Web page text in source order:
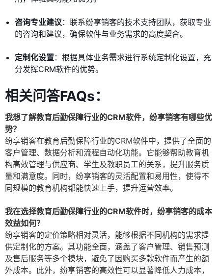
咨询专业建议：联系纷享销客的技术支持团队，获取专业
的咨询和建议，确保软件与业务需求的高度契合。
定制化设置：根据具体业务需求进行系统定制化设置，充
分发挥CRM软件的优势。
相关问答FAQs：
我想了解教育后勤保障行业的CRM软件，纷享销客有哪些优
势？
纷享销客在教育后勤保障行业的CRM软件中，提供了全面的
客户管理、数据分析和流程自动化功能。它能够帮助教育机
构高效管理与供应商、学生及教职员工的关系，提升服务质
量和满意度。同时，纷享销客的灵活配置和易用性，使得不
同规模的教育机构都能快速上手，提升运营效率。
我在选择教育后勤保障行业的CRM软件时，纷享销客的成本
效益如何？
纷享销客的定价策略相对灵活，能够根据不同机构的需求提
供定制化的方案。其功能全面，涵盖了客户管理、销售预测
及售后服务等多个模块，避免了因购买多款软件而产生的额
外成本。此外，纷享销客的高效性可以显著降低人力成本，